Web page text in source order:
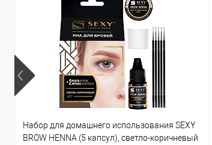
Набор для домашнего использования SEXY
BROW HENNA (5 капсул), светло-коричневый